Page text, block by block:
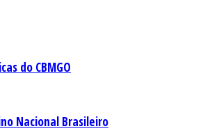
do CBMGO
Nacional Brasileiro